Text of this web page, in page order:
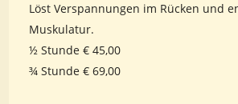
Löst Verspannungen im Rücken und
Muskulatur.
½ Stunde € 45,00
¾ Stunde € 69,00